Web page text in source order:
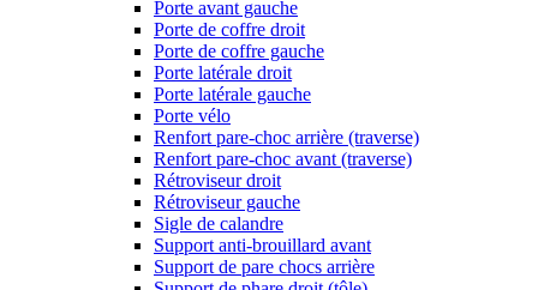
Porte avant gauche
Porte de coffre droit
Porte de coffre gauche
Porte latérale droit
Porte latérale gauche
Porte vélo
Renfort pare-choc arrière (traverse)
Renfort pare-choc avant (traverse)
Rétroviseur droit
Rétroviseur gauche
Sigle de calandre
Support anti-brouillard avant
Support de pare chocs arrière